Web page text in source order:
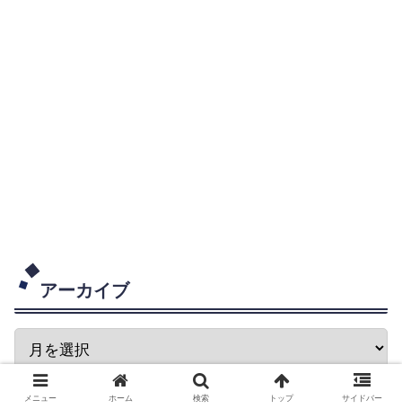
アーカイブ
ちゃん
メニュー ホーム 検索 トップ サイドバー